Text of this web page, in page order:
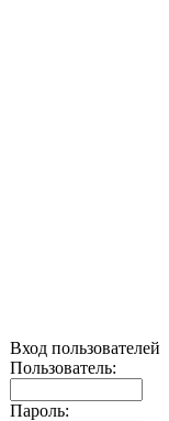
Вход пользователей
Пользователь:
Пароль: